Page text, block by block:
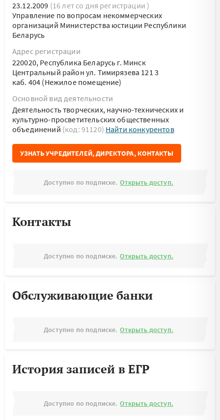
23.12.2009 (16 лет со дня регистрации )
Управление по вопросам некоммерческих
организаций Министерства юстиции Республики
Беларусь
Адрес регистрации
220020, Республика Беларусь г. Минск
Центральный район ул. Тимирязева 121 3
каб. 404 (Нежилое помещение)
Основной вид деятельности
Деятельность творческих, научно-технических и
культурно-просветительских общественных
объединений (код: 91120) Найти конкурентов
УЗНАТЬ УЧРЕДИТЕЛЕЙ, ДИРЕКТОРА, КОНТАКТЫ
Доступно по подписке. Открыть доступ.
Контакты
Доступно по подписке. Открыть доступ.
Обслуживающие банки
Доступно по подписке. Открыть доступ.
История записей в ЕГР
Доступно по подписке. Открыть доступ.